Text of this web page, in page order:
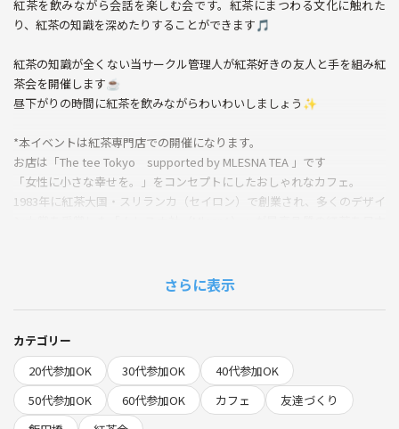
紅茶を飲みながら会話を楽しむ会です。紅茶にまつわる文化に触れた
り、紅茶の知識を深めたりすることができます🎵
紅茶の知識が全くない当サークル管理人が紅茶好きの友人と手を組み紅
茶会を開催します☕
昼下がりの時間に紅茶を飲みながらわいわいしましょう✨
*本イベントは紅茶専門店での開催になります。
お店は「The tee Tokyo supported by MLESNA TEA 」です
「女性に小さな幸せを。」をコンセプトにしたおしゃれなカフェ。
1983年に紅茶大国・スリランカ（セイロン）で創業され、多くのデザイ
超早割：500円
早割：700円
通常：1000円
当イベントとしてはティーフリーコースをお勧めしますがそれ以外でも
さらに表示
カテゴリー
20代参加OK
30代参加OK
40代参加OK
50代参加OK
60代参加OK カフェ
友達づくり